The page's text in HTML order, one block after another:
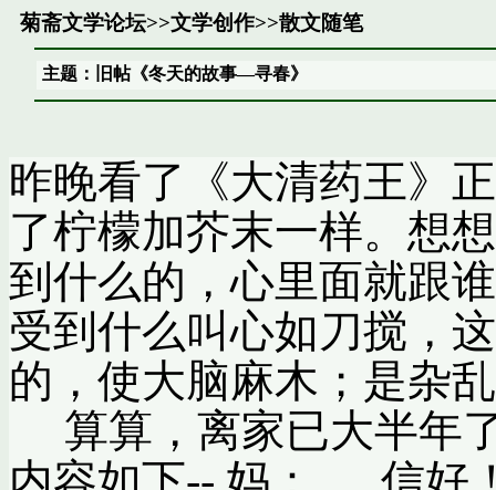
菊斋文学论坛>>文学创作>>散文随笔
主题：旧帖《冬天的故事—寻春》
昨晚看了《大清药王》
了柠檬加芥末一样。想
到什么的，心里面就跟
受到什么叫心如刀搅，
的，使大脑麻木；是杂
算算，离家已大半年